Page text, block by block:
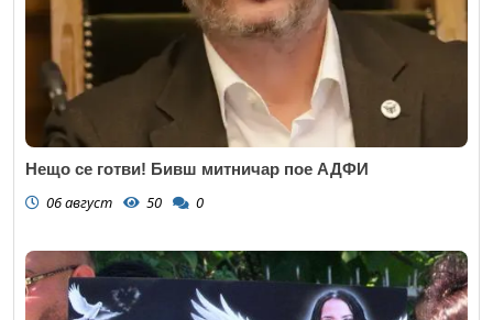
Нещо се готви! Бивш митничар пое АДФИ
06 август 50 0